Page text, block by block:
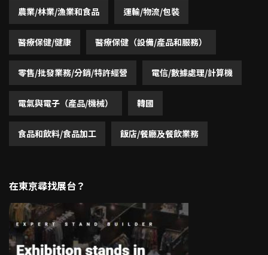
農業/林業/漁業和食品 運輸/物流/包裝
醫療保健/健康 醫療保健（設備/產品和服務）
零售/批發業務/分銷/特許經營 電信/數據處理/計算機
電氣與電子（產品/機械） 韓國
食品和飲料/食品加工 飯店/餐廳及餐飲業務
在東京尋找展台？